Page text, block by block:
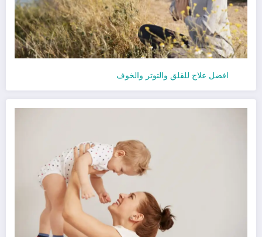
افضل علاج للقلق والتوتر والخوف